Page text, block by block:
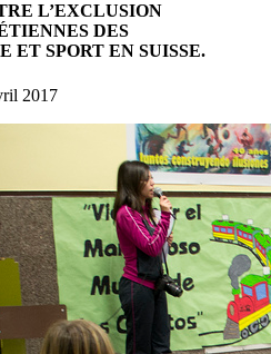
L’EXCLUSION
DES
ET SPORT EN SUISSE.
2017